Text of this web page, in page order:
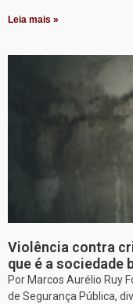
Leia mais »
Violência contra
que é a sociedade
Por Marcos Aurélio Ruy
de Segurança Pública,